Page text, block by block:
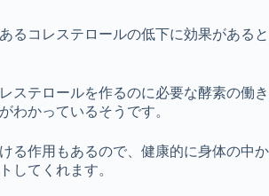
るコレステロールの低下に効果があると
ステロールを作るのに必要な酵素の働き
わかっているそうです。
る作用もあるので、健康的に身体の中か
してくれます。